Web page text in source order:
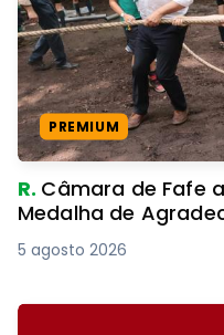
PREMIUM
R. Câmara de Fafe
Medalha de
5 agosto 2026